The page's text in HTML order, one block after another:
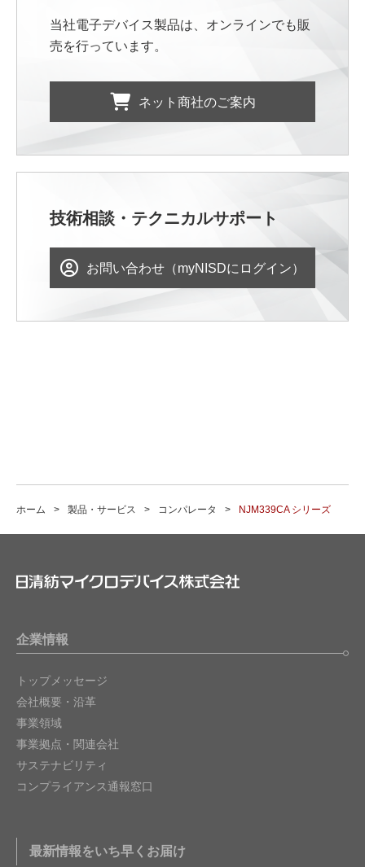
当社電子デバイス製品は、オンラインでも販
売を行っています。
ネット商社のご案内
技術相談・テクニカルサポート
お問い合わせ（myNISDにログイン）
ホーム 製品・サービス コンパレータ NJM339CA シリーズ
企業情報
トップメッセージ
会社概要・沿革
事業領域
事業拠点・関連会社
サステナビリティ
コンプライアンス通報窓口
最新情報をいち早くお届け